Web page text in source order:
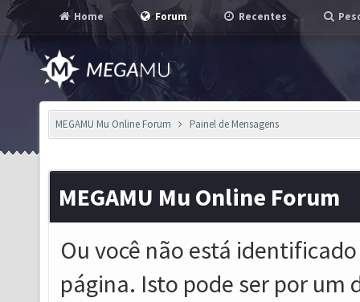
Home Forum Recentes
MEGAMU Mu Online Forum Painel de Mensagens
MEGAMU Mu Online Forum
Ou você não está
página. Isto pode ser por um